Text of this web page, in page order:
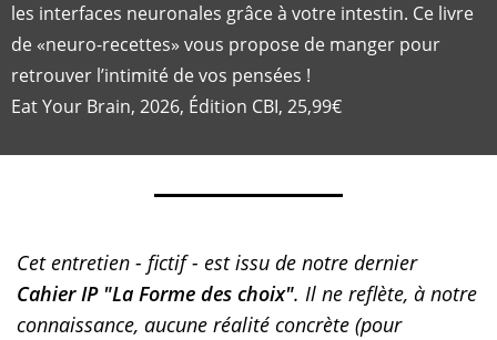
les interfaces neuronales grâce à votre intestin. Ce livre
de «neuro-recettes» vous propose de manger pour
retrouver l’intimité de vos pensées !
Eat Your Brain, 2026, Édition CBI, 25,99€
Cet entretien - fictif - est issu de notre dernier
Cahier IP "La Forme des choix". Il ne reflète, à notre
connaissance, aucune réalité concrète (pour